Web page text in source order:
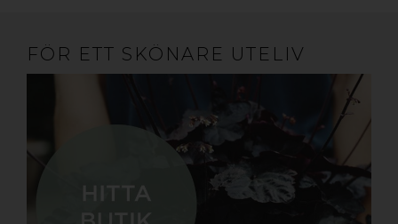
FÖR ETT SKÖNARE UTELIV